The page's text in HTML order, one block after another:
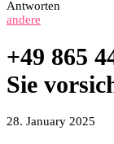
Antworten
andere
+49 865
Sie
28. January 2025